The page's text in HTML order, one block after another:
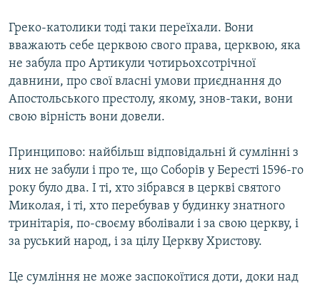
Греко-католики тоді таки переїхали. Вони
вважають себе церквою свого права, церквою, яка
не забула про Артикули чотирьохсотрічної
давнини, про свої власні умови приєднання до
Апостольського престолу, якому, знов-таки, вони
свою вірність вони довели.
Принципово: найбільш відповідальні й сумлінні з
них не забули і про те, що Соборів у Бересті 1596-го
року було два. І ті, хто зібрався в церкві святого
Миколая, і ті, хто перебував у будинку знатного
тринітарія, по-своєму вболівали і за свою церкву, і
за руський народ, і за цілу Церкву Христову.
Це сумління не може заспокоїтися доти, доки над